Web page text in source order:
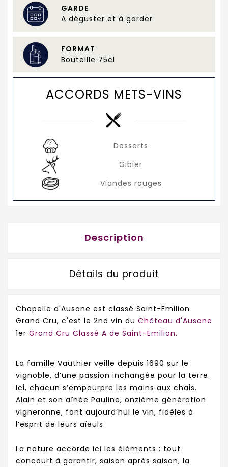
GARDE
A déguster et à garder
FORMAT
Bouteille 75cl
ACCORDS METS-VINS
Desserts
Gibier
Viandes rouges
Description
Détails du produit
Chapelle d'Ausone est classé Saint-Emilion
Grand Cru, c'est le 2nd vin du Château d'Ausone
1er Grand Cru Classé A de Saint-Emilion.
La famille Vauthier veille depuis 1690 sur le
vignoble, d’une passion inchangée pour la terre.
Ici, chacun s’empourpre les mains aux chais.
Alain et son aînée Pauline, onzième génération
vigneronne, font aujourd’hui le vin, fidèles à
l’esprit de leurs aïeuls.
La nature accorde ici les éléments : tout
concourt à garantir, saison après saison, la